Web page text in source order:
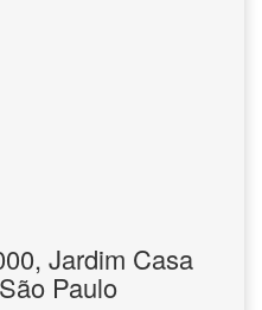
Jardim Casa
Paulo